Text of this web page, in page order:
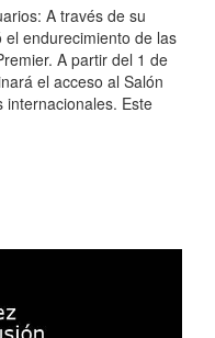
A través de su
endurecimiento de las
A partir del 1 de
el acceso al Salón
internacionales. Este